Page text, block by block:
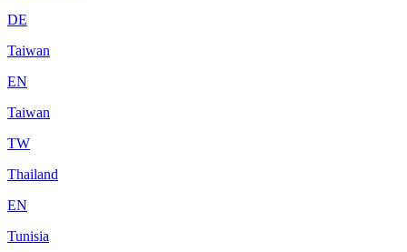
DE
Taiwan
EN
Taiwan
TW
Thailand
EN
Tunisia